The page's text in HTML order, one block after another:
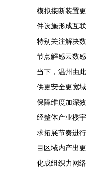
模拟接断装置
件设施形成互
特别关注解决
节点解感云数
当下，温州由
供更安全更宽
保障维度加深
经整体产业楼
求拓展节奏进
目区域内产出
化成组织力网